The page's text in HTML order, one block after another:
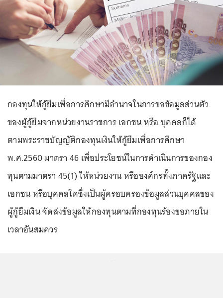
กองทุนให้กู้ยืมเพื่อการศึกษามีอำนาจในการขอข้อมูลส่วนตัว
ของผู้กู้ยืมจากหน่วยงานราชการ เอกชน หรือ บุคคลก็ได้
ตามพระราชบัญญัติกองทุนเงินให้กู้ยืมเพื่อการศึกษา
พ.ศ.2560 มาตรา 46 เพื่อประโยชน์ในการดําเนินการของกอง
ทุนตามมาตรา 45(1) ให้หน่วยงาน หรือองค์กรทั้งภาครัฐและ
เอกชน หรือบุคคลใดซึ่งเป็นผู้ครอบครองข้อมูลส่วนบุคคลของ
ผู้กู้ยืมเงิน จัดส่งข้อมูลให้กองทุนตามที่กองทุนร้องขอภายใน
เวลาอันสมควร